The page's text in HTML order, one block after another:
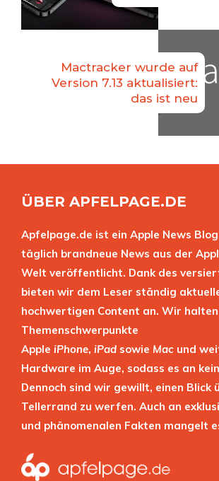
Mactracker wurde auf
Version 7.13 aktualisiert:
das ist neu
ÜBER APFELPAGE.DE
Apfelpage.de ist ein Apple News
täglich brandneue News aus der
Welt veröffentlicht. Dank des
bieten wir dem Leser ständig
hochwertigen Content an. Wir
Themenschwerpunkte
Apple iPhone, iPad sowie Mac und
Hardware im Auge, sodass es an
Dennoch sind wir gewillt, einen Blick
Tellerrand zu werfen. Auch an
und phänomenalen Fakten mangelt